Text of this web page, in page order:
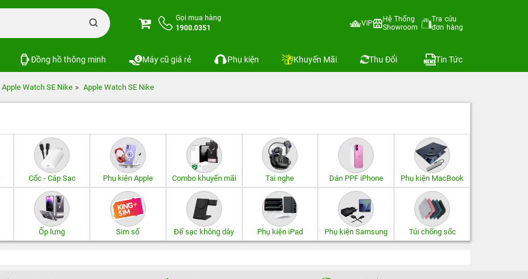
Gọi mua hàng
1900.0351
VIP
Hệ Thống
Showroom
Tra cứu
đơn hàng
Đồng hồ thông minh Máy cũ giá rẻ Phụ kiện Khuyến Mãi Thu Đổi Tin Tức
Apple Watch SE Nike Apple Watch SE Nike
Cốc - Cáp Sạc Phụ kiện Apple Combo khuyến mãi Tai nghe Dán PPF iPhone Phụ kiện MacBook
Ốp lưng Sim số Đế sạc không dây Phụ kiện iPad Phụ kiện Samsung Túi chống sốc